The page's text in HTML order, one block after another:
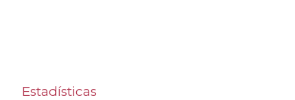
Estadísticas